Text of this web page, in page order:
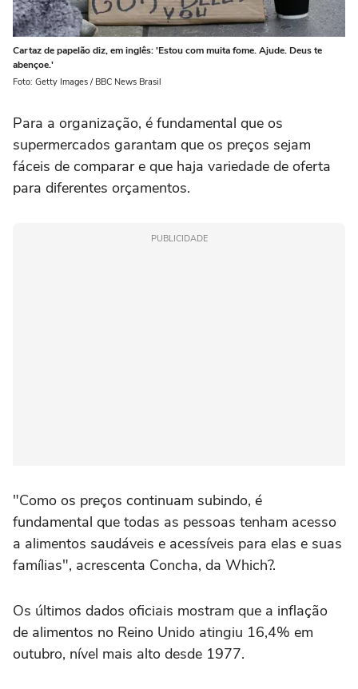
Cartaz de papelão diz, em inglês: 'Estou com muita fome. Ajude. Deus te
abençoe.'
Foto: Getty Images / BBC News Brasil
Para a organização, é fundamental que os
supermercados garantam que os preços sejam
fáceis de comparar e que haja variedade de oferta
para diferentes orçamentos.
PUBLICIDADE
"Como os preços continuam subindo, é
fundamental que todas as pessoas tenham acesso
a alimentos saudáveis e acessíveis para elas e suas
famílias", acrescenta Concha, da Which?.
Os últimos dados oficiais mostram que a inflação
de alimentos no Reino Unido atingiu 16,4% em
outubro, nível mais alto desde 1977.